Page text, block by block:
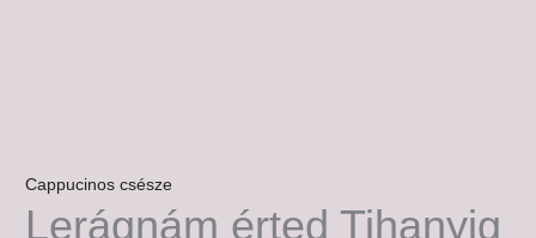
Cappucinos csésze
Lerágnám érted Tihanyig